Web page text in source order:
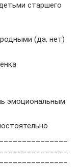
старшего
(да, нет)
эмоциональным